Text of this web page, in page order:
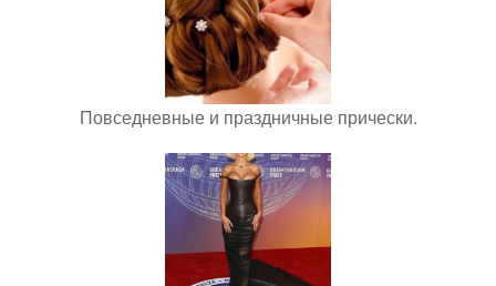
Повседневные и праздничные прически.